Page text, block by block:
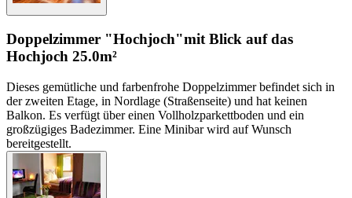
Doppelzimmer "Hochjoch"mit Blick auf das
Hochjoch 25.0m²
Dieses gemütliche und farbenfrohe Doppelzimmer befindet sich in
der zweiten Etage, in Nordlage (Straßenseite) und hat keinen
Balkon. Es verfügt über einen Vollholzparkettboden und ein
großzügiges Badezimmer. Eine Minibar wird auf Wunsch
bereitgestellt.